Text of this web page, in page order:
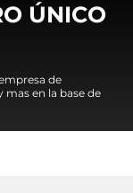
ÚNICO
de
en la base de